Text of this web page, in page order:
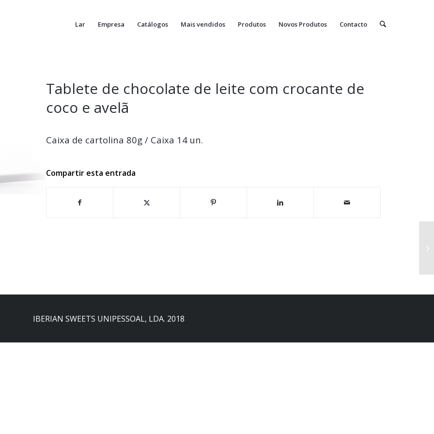
Lar Empresa Catálogos Mais vendidos Produtos Novos Produtos Contacto
Tablete de chocolate de leite com crocante de
coco e avelã
Caixa de cartolina 80g / Caixa 14 un.
Compartir esta entrada
IBERIAN SWEETS UNIPESSOAL, LDA. 2018